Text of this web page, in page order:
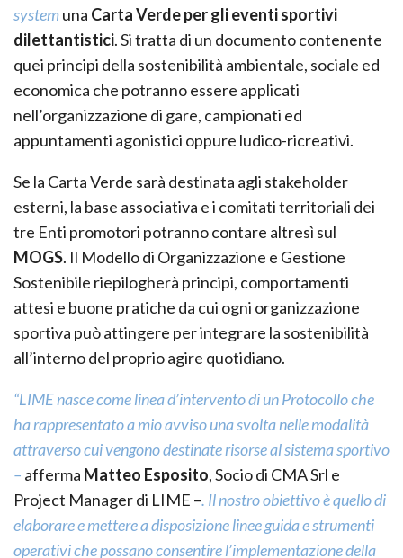
systemuna Carta Verde per gli eventi sportivi
dilettantistici. Si tratta di un documento contenente
quei principi della sostenibilità ambientale, sociale ed
economica che potranno essere applicati
nell’organizzazione di gare, campionati ed
appuntamenti agonistici oppure ludico-ricreativi.
Se la Carta Verde sarà destinata agli stakeholder
esterni, la base associativa e i comitati territoriali dei
tre Enti promotori potranno contare altresì sul
MOGS. Il Modello di Organizzazione e Gestione
Sostenibile riepilogherà principi, comportamenti
attesi e buone pratiche da cui ogni organizzazione
sportiva può attingere per integrare la sostenibilità
all’interno del proprio agire quotidiano.
“LIME nasce come linea d’intervento di un Protocollo che
ha rappresentato a mio avviso una svolta nelle modalità
attraverso cui vengono destinate risorse al sistema sportivo
– afferma Matteo Esposito, Socio di CMA Srl e
Project Manager di LIME –. Il nostro obiettivo è quello di
elaborare e mettere a disposizione linee guida e strumenti
operativi che possano consentire l’implementazione della